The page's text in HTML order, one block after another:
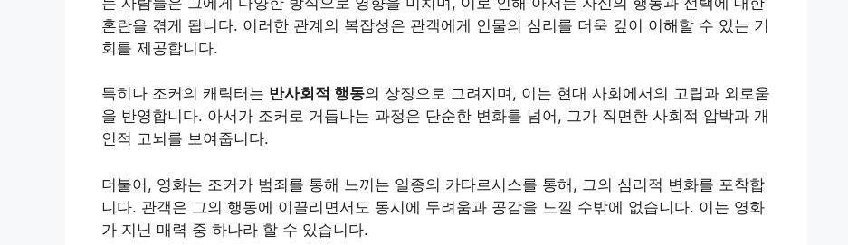
혼란을 겪게 됩니다. 이러한 관계의 복잡성은 관객에게 인물의 심리를 더욱 깊이 이해할 수 있는 기
회를 제공합니다.
특히나 조커의 캐릭터는 반사회적 행동의 상징으로 그려지며, 이는 현대 사회에서의 고립과 외로움
을 반영합니다. 아서가 조커로 거듭나는 과정은 단순한 변화를 넘어, 그가 직면한 사회적 압박과 개
인적 고뇌를 보여줍니다.
더불어, 영화는 조커가 범죄를 통해 느끼는 일종의 카타르시스를 통해, 그의 심리적 변화를 포착합
니다. 관객은 그의 행동에 이끌리면서도 동시에 두려움과 공감을 느낄 수밖에 없습니다. 이는 영화
가 지닌 매력 중 하나라 할 수 있습니다.